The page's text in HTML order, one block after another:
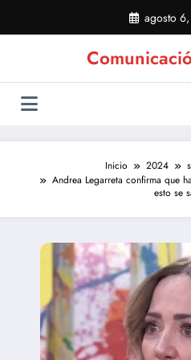
contenido
agosto
Inicio 2024
Andrea Legarreta confirma que
esto se